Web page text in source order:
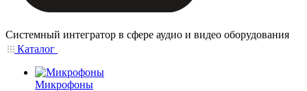
Системный интегратор в сфере аудио и видео оборудования
Каталог
Микрофоны